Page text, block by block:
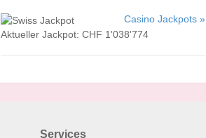
Casino Jackpots »
Aktueller Jackpot: CHF 1'038'774
Services